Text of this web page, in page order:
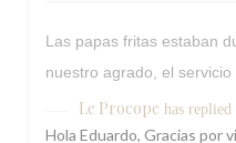
Las papas fritas estaban
nuestro agrado, el servicio
Le Procope has
Hola Eduardo, Gracias por